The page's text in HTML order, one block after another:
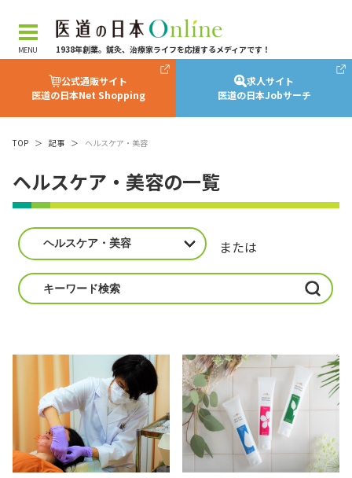
1938年創業。鍼灸、治療家ライフを応援するメディアです！
公式通販サイト
医道の日本Net Shopping
求人サイト
医道の日本Jobサーチ
TOP ＞ 記事 ＞ ヘルスケア・美容
ヘルスケア・美容の一覧
または